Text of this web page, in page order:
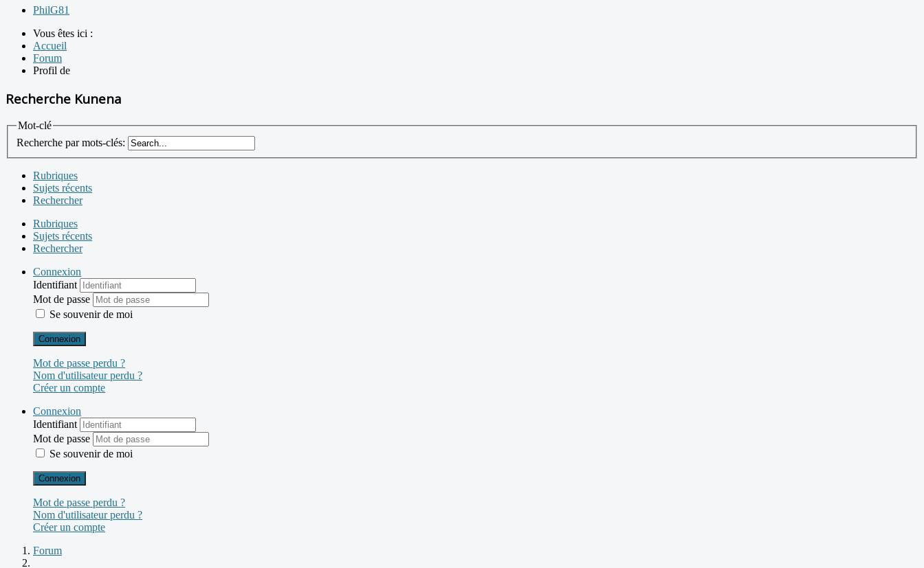
PhilG81
Vous êtes ici :
Accueil
Forum
Profil de
Recherche Kunena
Mot-clé
Recherche par mots-clés:
Rubriques
Sujets récents
Rechercher
Rubriques
Sujets récents
Rechercher
Connexion
Identifiant
Mot de passe
Se souvenir de moi
Connexion
Mot de passe perdu ?
Nom d'utilisateur perdu ?
Créer un compte
Connexion
Identifiant
Mot de passe
Se souvenir de moi
Connexion
Mot de passe perdu ?
Nom d'utilisateur perdu ?
Créer un compte
Forum